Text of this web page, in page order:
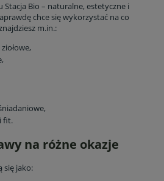
Bio – naturalne, estetyczne i
chce się wykorzystać na co
m.in.:
fit.
na różne okazje
się jako: